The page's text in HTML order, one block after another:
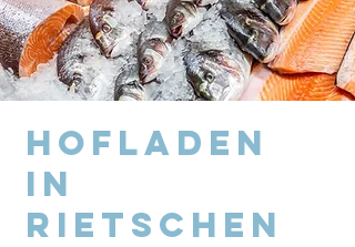
Hofladen
in
Rietschen